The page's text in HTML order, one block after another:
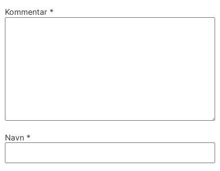
Kommentar *
Navn *